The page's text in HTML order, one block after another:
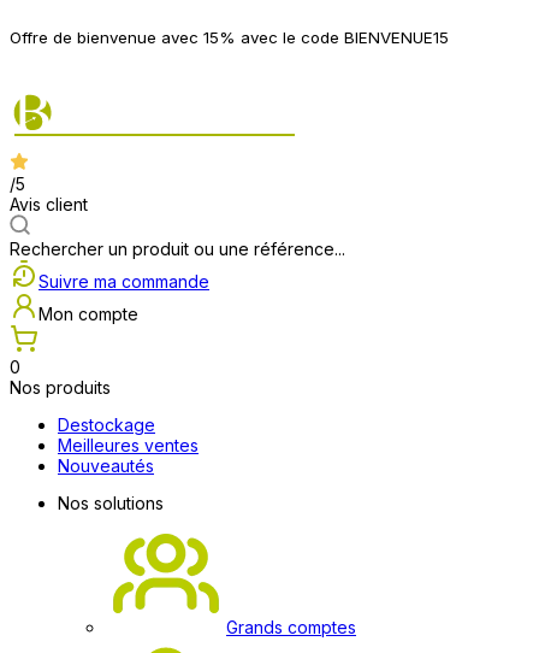
Offre de bienvenue avec 15% avec le code BIENVENUE15
/5
Avis client
Rechercher un produit ou une référence...
Suivre ma commande
Mon compte
0
Nos produits
Destockage
Meilleures ventes
Nouveautés
Nos solutions
Grands comptes